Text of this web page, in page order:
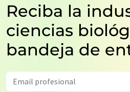
Reciba la
ciencias
bandeja de